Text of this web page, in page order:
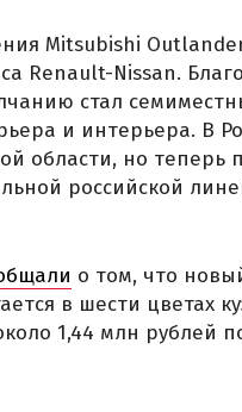
Mitsubishi
Renault-Nissan.
стал
и интерьера. В
области, но теперь
российской
о том, что
в шести цветах
1,44 млн рублей